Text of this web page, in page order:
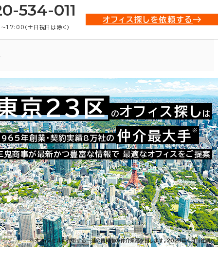
534-011
17:00（土日祝日は除く）
オフィス探しを依頼する
お問い合わせ番号：021-23375
。
京23区 のオフィス探し は
年創業・契約実績8万社の 仲介最大手 ※
鬼商事が最新かつ豊富な情報で 最適なオフィスをご提案
※オフィスビルに付帯する一連の賃貸借の仲介業務を指します。2023年4月当社調べ